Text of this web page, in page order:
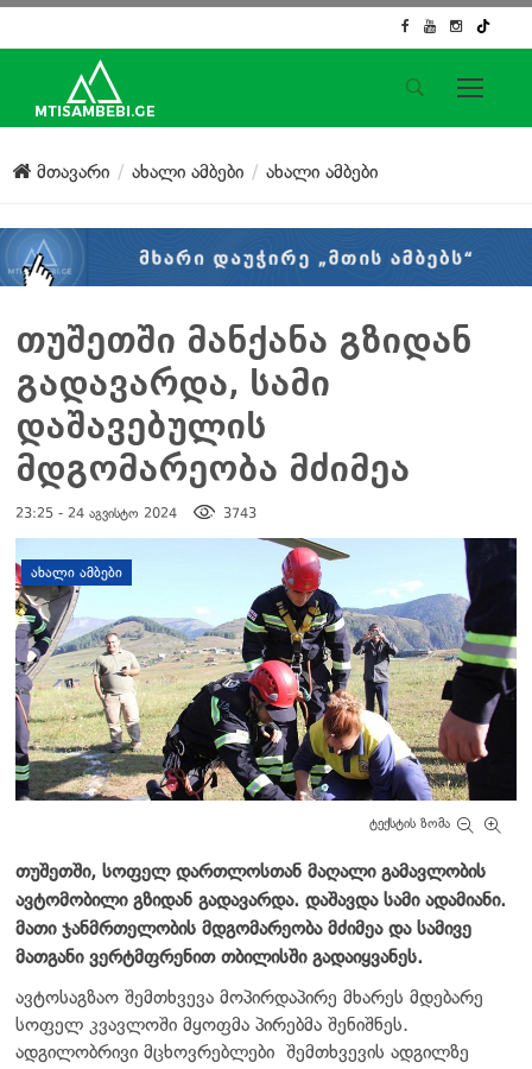
საიტის მენიუ
მთავარი
ქართული საქმე
კონტაქტი
სოციალური ქსელები
მთავარი ახალი ამბები ახალი ამბები
თუშეთში მანქანა გზიდან
გადავარდა, სამი
დაშავებულის
მდგომარეობა მძიმეა
23:25 - 24 აგვისტო 2024 3743
დატოვე კომენტარი
ᲐᲮᲐᲚᲘ ᲐᲛᲑᲔᲑᲘ
ტექსტის ზომა
თუშეთში, სოფელ დართლოსთან მაღალი გამავლობის
ავტომობილი გზიდან გადავარდა. დაშავდა სამი ადამიანი.
მათი ჯანმრთელობის მდგომარეობა მძიმეა და სამივე
მათგანი ვერტმფრენით თბილისში გადაიყვანეს.
ავტოსაგზაო შემთხვევა მოპირდაპირე მხარეს მდებარე
სოფელ კვავლოში მყოფმა პირებმა შენიშნეს.
ადგილობრივი მცხოვრებლები შემთხვევის ადგილზე